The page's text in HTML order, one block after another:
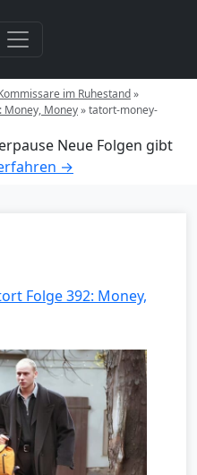
im Ruhestand»
Money, Money»tatort-money-
Neue Folgen gibt
→
Folge 392: Money,